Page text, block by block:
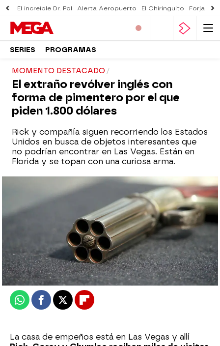
El increíble Dr. Pol Alerta Aeropuerto El Chiringuito Forjado
SERIES PROGRAMAS
MOMENTO DESTACADO
El extraño revólver inglés con
forma de pimentero por el que
piden 1.800 dólares
Rick y compañía siguen recorriendo los Estados
Unidos en busca de objetos interesantes que
no podrían encontrar en Las Vegas. Están en
Florida y se topan con una curiosa arma.
mega
Publicado:25 de junio de 2025, 20:00
WhatsappFacebook
X Flipboard
La casa de empeños está en Las Vegas y allí